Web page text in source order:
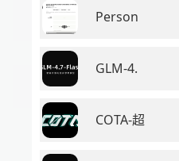
Person
GLM-4.
COTA-超